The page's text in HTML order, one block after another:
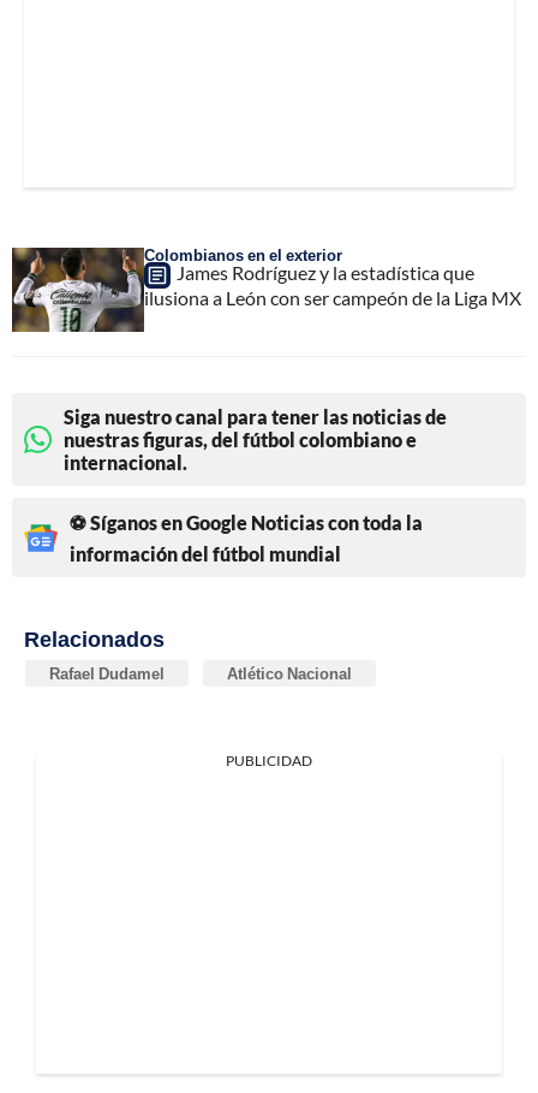
Colombianos en el exterior
James Rodríguez y la estadística que
ilusiona a León con ser campeón de la Liga MX
Siga nuestro canal para tener las noticias de
nuestras figuras, del fútbol colombiano e
internacional.
⚽ Síganos en Google Noticias con toda la
información del fútbol mundial
Relacionados
Rafael Dudamel Atlético Nacional
PUBLICIDAD